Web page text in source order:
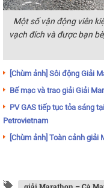
Một số vận động viên
vạch đích và được bạn
[Chùm ảnh] Sôi động Giải
Bế mạc và trao giải Giải
PV GAS tiếp tục tỏa sáng
Petrovietnam
[Chùm ảnh] Toàn cảnh giải